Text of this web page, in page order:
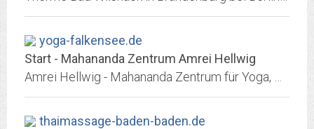
yoga-falkensee.de
Start - Mahananda Zentrum Amrei Hellwig
thaimassage-baden-baden.de